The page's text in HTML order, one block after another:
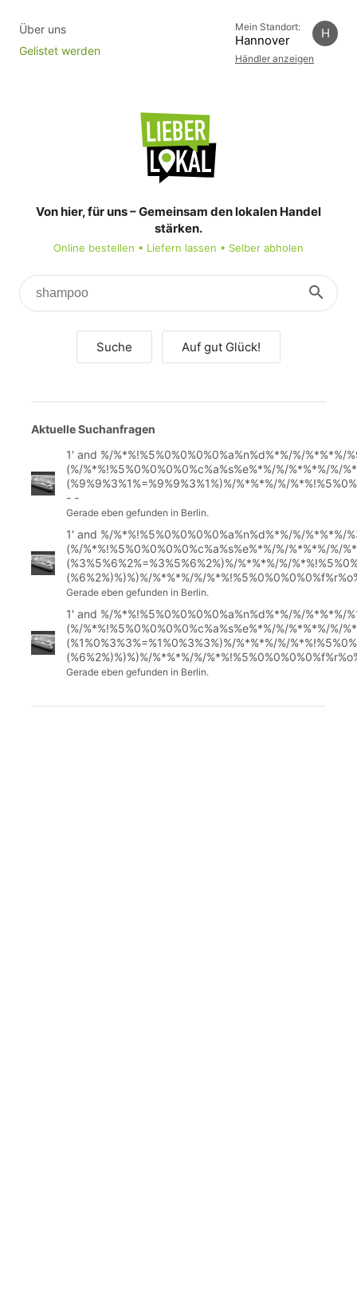
Über uns
Gelistet werden
Mein Standort:
Hannover H
Händler anzeigen
Von hier, für uns – Gemeinsam den lokalen Handel
stärken.
Online bestellen • Liefern lassen • Selber abholen
Suche Auf gut Glück!
Aktuelle Suchanfragen
1' and %/%*%!%5%0%0%0%0%a%n%d%*%/%/%*%*%/
(%/%*%!%5%0%0%0%0%c%a%s%e%*%/%/%*%*%/%/
(%9%9%3%1%=%9%9%3%1%)%/%*%*%/%/
- -
Gerade eben gefunden in Berlin.
1' and %/%*%!%5%0%0%0%0%a%n%d%*%/%/%*%*%/
(%/%*%!%5%0%0%0%0%c%a%s%e%*%/%/%*%*%/%/
(%3%5%6%2%=%3%5%6%2%)%/%*%*%/%/
(%6%2%)%)%)%/%*%*%/%/
Gerade eben gefunden in Berlin.
1' and %/%*%!%5%0%0%0%0%a%n%d%*%/%/%*%*%/
(%/%*%!%5%0%0%0%0%c%a%s%e%*%/%/%*%*%/%/
(%1%0%3%3%=%1%0%3%3%)%/%*%*%/%/
(%6%2%)%)%)%/%*%*%/%/
Gerade eben gefunden in Berlin.